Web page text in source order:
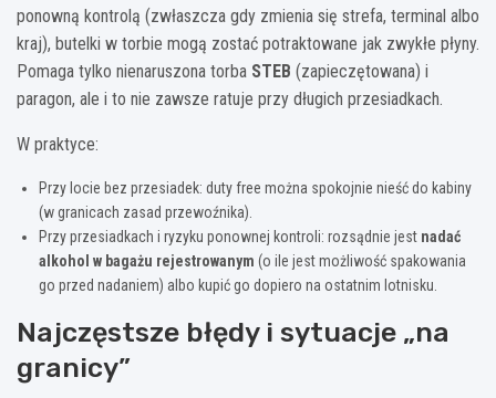
ponowną kontrolą (zwłaszcza gdy zmienia się strefa, terminal albo
kraj), butelki w torbie mogą zostać potraktowane jak zwykłe płyny.
Pomaga tylko nienaruszona torba STEB (zapieczętowana) i
paragon, ale i to nie zawsze ratuje przy długich przesiadkach.
W praktyce:
Przy locie bez przesiadek: duty free można spokojnie nieść do kabiny
(w granicach zasad przewoźnika).
Przy przesiadkach i ryzyku ponownej kontroli: rozsądnie jest nadać
alkohol w bagażu rejestrowanym (o ile jest możliwość spakowania
go przed nadaniem) albo kupić go dopiero na ostatnim lotnisku.
Najczęstsze błędy i sytuacje „na
granicy”